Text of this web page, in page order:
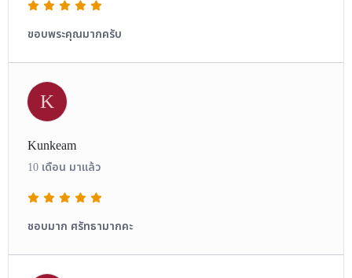
ขอบพระคุณมากครับ
K
Kunkeam
10 เดือน มาแล้ว
ชอบมาก ศรัทธามากคะ